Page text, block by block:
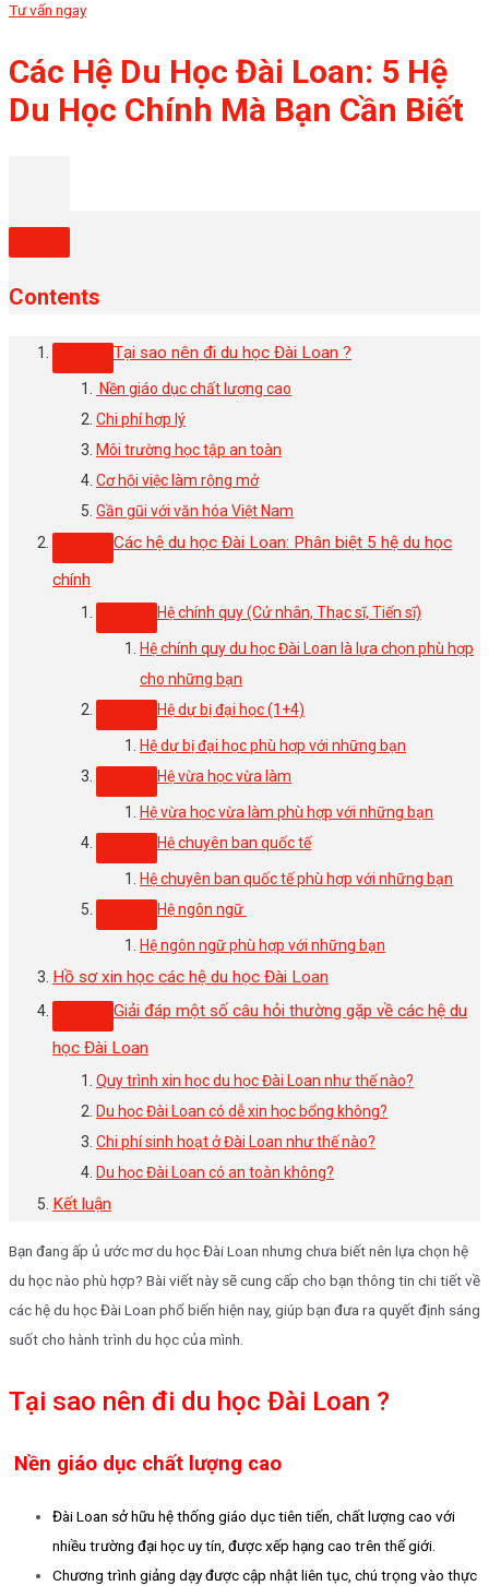
Tư vấn ngay
Các Hệ Du Học Đài Loan: 5 Hệ
Du Học Chính Mà Bạn Cần Biết
Contents
Tại sao nên đi du học Đài Loan ?
Nền giáo dục chất lượng cao
Chi phí hợp lý
Môi trường học tập an toàn
Cơ hội việc làm rộng mở
Gần gũi với văn hóa Việt Nam
Các hệ du học Đài Loan: Phân biệt 5 hệ du học
chính
Hệ chính quy (Cử nhân, Thạc sĩ, Tiến sĩ)
Hệ chính quy du học Đài Loan là lựa chọn phù hợp
cho những bạn
Hệ dự bị đại học (1+4)
Hệ dự bị đại học phù hợp với những bạn
Hệ vừa học vừa làm
Hệ vừa học vừa làm phù hợp với những bạn
Hệ chuyên ban quốc tế
Hệ chuyên ban quốc tế phù hợp với những bạn
Hệ ngôn ngữ
Hệ ngôn ngữ phù hợp với những bạn
Hồ sơ xin học các hệ du học Đài Loan
Giải đáp một số câu hỏi thường gặp về các hệ du
học Đài Loan
Quy trình xin học du học Đài Loan như thế nào?
Du học Đài Loan có dễ xin học bổng không?
Chi phí sinh hoạt ở Đài Loan như thế nào?
Du học Đài Loan có an toàn không?
Kết luận
Bạn đang ấp ủ ước mơ du học Đài Loan nhưng chưa biết nên lựa chọn hệ
du học nào phù hợp? Bài viết này sẽ cung cấp cho bạn thông tin chi tiết về
các hệ du học Đài Loan phổ biến hiện nay, giúp bạn đưa ra quyết định sáng
suốt cho hành trình du học của mình.
Tại sao nên đi du học Đài Loan ?
Nền giáo dục chất lượng cao
Đài Loan sở hữu hệ thống giáo dục tiên tiến, chất lượng cao với
nhiều trường đại học uy tín, được xếp hạng cao trên thế giới.
Chương trình giảng dạy được cập nhật liên tục, chú trọng vào thực